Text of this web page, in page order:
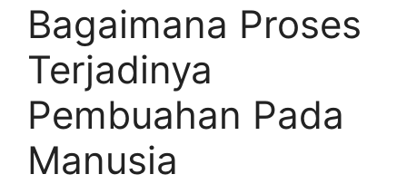
Bagaimana Proses
Terjadinya
Pembuahan Pada
Manusia